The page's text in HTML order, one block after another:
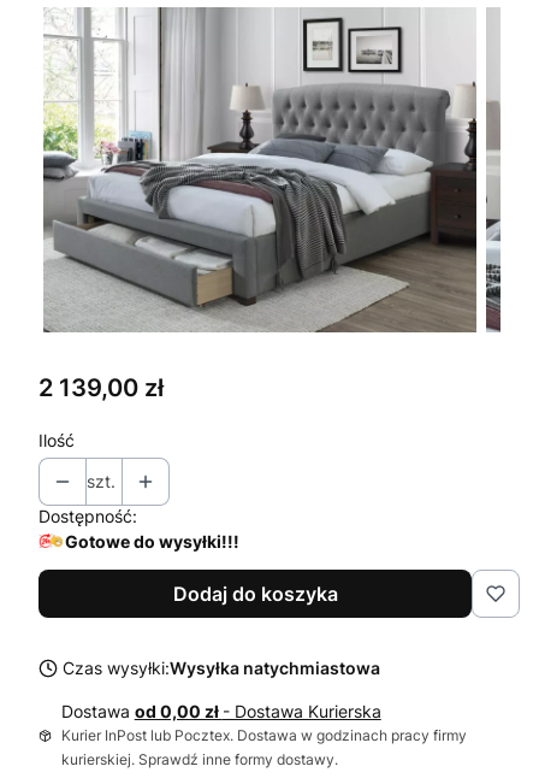
Cena
2 139,00 zł
Ilość
szt.
Dostępność:
Gotowe do wysyłki!!!
Dodaj do koszyka
Czas wysyłki:Wysyłka natychmiastowa
Dostawa od 0,00 zł - Dostawa Kurierska
Kurier InPost lub Pocztex. Dostawa w godzinach pracy firmy
kurierskiej. Sprawdź inne formy dostawy.